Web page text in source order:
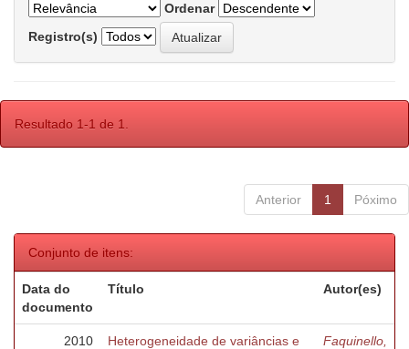
Ordenar
Registro(s)
Resultado 1-1 de 1.
Anterior 1 Póximo
Conjunto de itens:
Data do
documento
Título Autor(es)
2010
Heterogeneidade de variâncias e
Faquinello,